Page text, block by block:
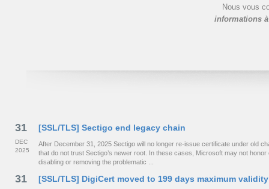
Nous vous
informations
31
DEC
2025
[SSL/TLS] Sectigo end legacy chain
After December 31, 2025 Sectigo will no longer re-issue certificate under old
that do not trust Sectigo’s newer root. In these cases, Microsoft may not
disabling or removing the problematic ...
31 [SSL/TLS] DigiCert moved to 199 days maximum validity